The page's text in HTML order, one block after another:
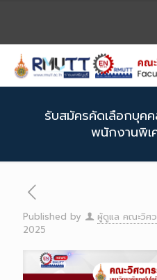
รับสมัครคัดเลือกบุค
พนักงานพิเ
Published by ผู้ดูแล คณะวิศ
2025